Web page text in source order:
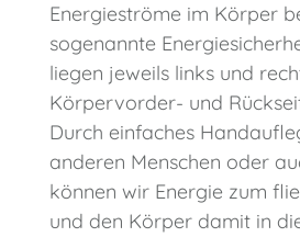
Energieströme im Körper
sogenannte
liegen jeweils links und
Körpervorder- und
Durch einfaches
anderen Menschen oder
können wir Energie zum
und den Körper damit in